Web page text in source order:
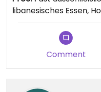
libanesische Pizza und
vier Personen.
Es ist eher eine
Absolute Empfehlung!
libanesisches Essen,
Comment